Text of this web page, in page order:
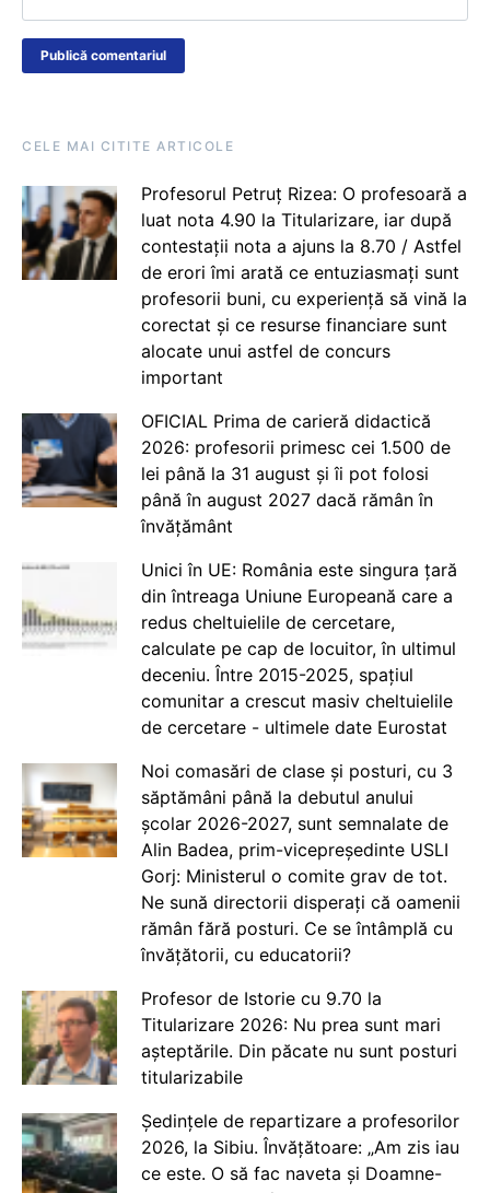
CELE MAI CITITE ARTICOLE
Profesorul Petruț Rizea: O profesoară a
luat nota 4.90 la Titularizare, iar după
contestații nota a ajuns la 8.70 / Astfel
de erori îmi arată ce entuziasmați sunt
profesorii buni, cu experiență să vină la
corectat și ce resurse financiare sunt
alocate unui astfel de concurs
important
OFICIAL Prima de carieră didactică
2026: profesorii primesc cei 1.500 de
lei până la 31 august și îi pot folosi
până în august 2027 dacă rămân în
învățământ
Unici în UE: România este singura țară
din întreaga Uniune Europeană care a
redus cheltuielile de cercetare,
calculate pe cap de locuitor, în ultimul
deceniu. Între 2015-2025, spațiul
comunitar a crescut masiv cheltuielile
de cercetare - ultimele date Eurostat
Noi comasări de clase și posturi, cu 3
săptămâni până la debutul anului
școlar 2026-2027, sunt semnalate de
Alin Badea, prim-vicepreședinte USLI
Gorj: Ministerul o comite grav de tot.
Ne sună directorii disperați că oamenii
rămân fără posturi. Ce se întâmplă cu
învățătorii, cu educatorii?
Profesor de Istorie cu 9.70 la
Titularizare 2026: Nu prea sunt mari
așteptările. Din păcate nu sunt posturi
titularizabile
Ședințele de repartizare a profesorilor
2026, la Sibiu. Învățătoare: „Am zis iau
ce este. O să fac naveta și Doamne-